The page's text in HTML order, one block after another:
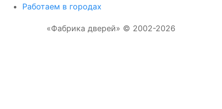
Работаем в городах
«Фабрика дверей» © 2002-2026